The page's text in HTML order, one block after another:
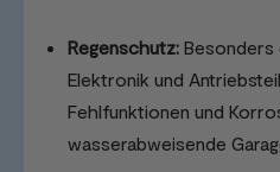
Regenschutz: Besonders
Elektronik und
Fehlfunktionen und
wasserabweisende